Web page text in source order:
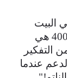
البيت
الأبيض على تصريح أردوغان: "إس-400 هي
التفكير
عندما